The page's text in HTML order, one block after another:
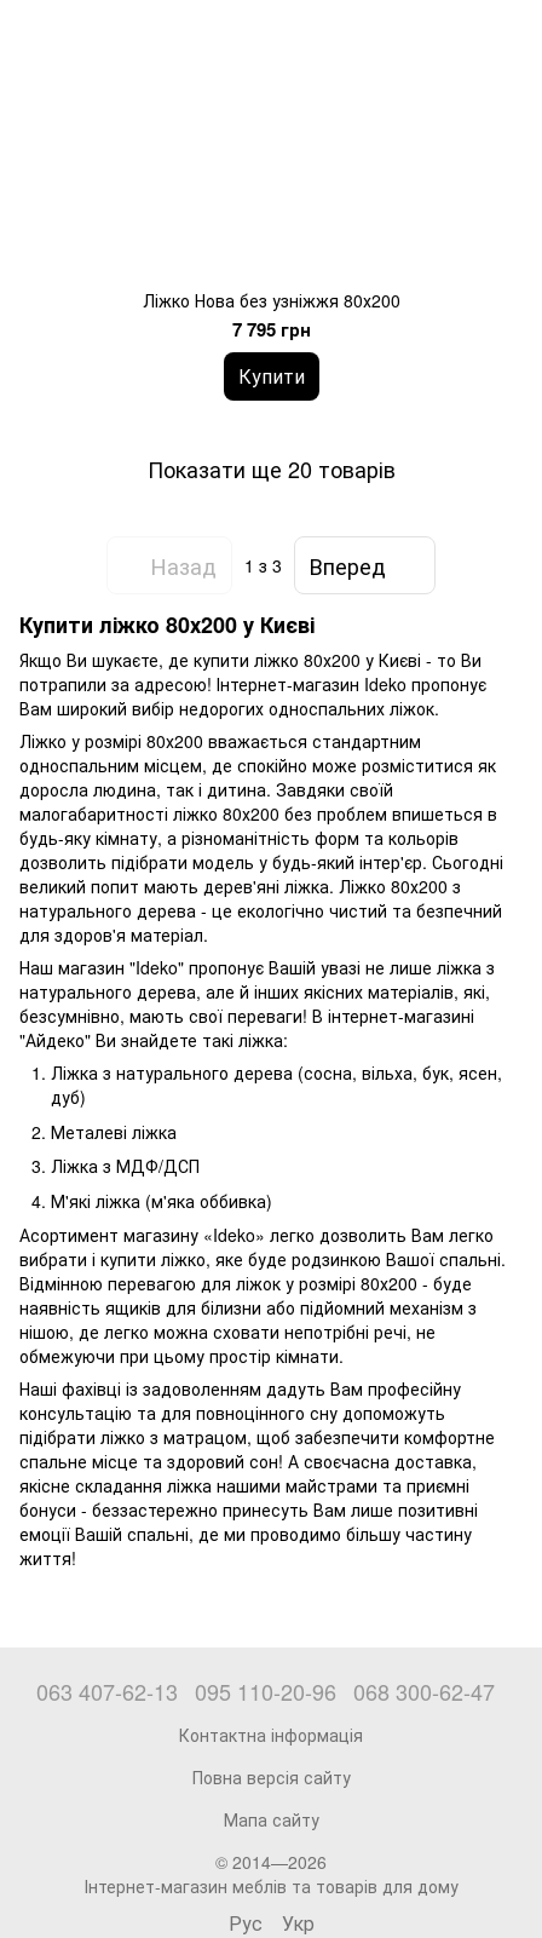
Ліжко Нова без узніжжя 80х200
7 795 грн
Купити
Показати ще 20 товарів
Назад 1 з 3
Вперед
Купити ліжко 80х200 у Києві
Якщо Ви шукаєте, де купити ліжко 80х200 у Києві - то Ви
потрапили за адресою! Інтернет-магазин Ideko пропонує
Вам широкий вибір недорогих односпальних ліжок.
Ліжко у розмірі 80х200 вважається стандартним
односпальним місцем, де спокійно може розміститися як
доросла людина, так і дитина. Завдяки своїй
малогабаритності ліжко 80х200 без проблем впишеться в
будь-яку кімнату, а різноманітність форм та кольорів
дозволить підібрати модель у будь-який інтер'єр. Сьогодні
великий попит мають дерев'яні ліжка. Ліжко 80х200 з
натурального дерева - це екологічно чистий та безпечний
для здоров'я матеріал.
Наш магазин "Ideko" пропонує Вашій увазі не лише ліжка з
натурального дерева, але й інших якісних матеріалів, які,
безсумнівно, мають свої переваги! В інтернет-магазині
"Айдеко" Ви знайдете такі ліжка:
Ліжка з натурального дерева (сосна, вільха, бук, ясен,
дуб)
Металеві ліжка
Ліжка з МДФ/ДСП
М'які ліжка (м'яка оббивка)
Асортимент магазину «Ideko» легко дозволить Вам легко
вибрати і купити ліжко, яке буде родзинкою Вашої спальні.
Відмінною перевагою для ліжок у розмірі 80х200 - буде
наявність ящиків для білизни або підйомний механізм з
нішою, де легко можна сховати непотрібні речі, не
обмежуючи при цьому простір кімнати.
Наші фахівці із задоволенням дадуть Вам професійну
консультацію та для повноцінного сну допоможуть
підібрати ліжко з матрацом, щоб забезпечити комфортне
спальне місце та здоровий сон! А своєчасна доставка,
якісне складання ліжка нашими майстрами та приємні
бонуси - беззастережно принесуть Вам лише позитивні
емоції Вашій спальні, де ми проводимо більшу частину
життя!
063 407-62-13 095 110-20-96 068 300-62-47
Контактна інформація
Повна версія сайту
Мапа сайту
© 2014—2026
Інтернет-магазин меблів та товарів для дому
Рус Укр